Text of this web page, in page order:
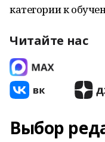
категории к
Читайте нас
Выбор